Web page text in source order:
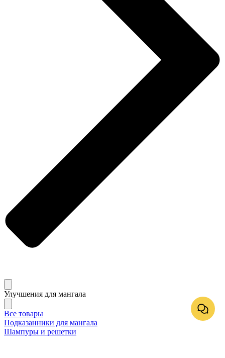
Улучшения для мангала
Все товары
Подказанники для мангала
Шампуры и решетки